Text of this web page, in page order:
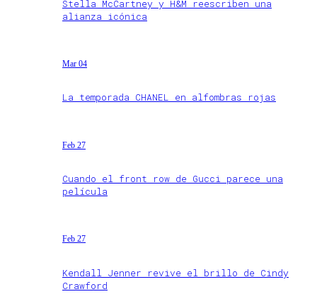
Stella McCartney y H&M reescriben una
alianza icónica
Mar 04
La temporada CHANEL en alfombras rojas
Feb 27
Cuando el front row de Gucci parece una
película
Feb 27
Kendall Jenner revive el brillo de Cindy
Crawford